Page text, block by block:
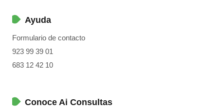
Ayuda
Formulario de contacto
923 99 39 01
683 12 42 10
Conoce Ai Consultas